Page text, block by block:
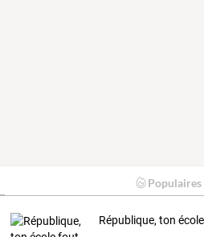
Populaires
République, ton